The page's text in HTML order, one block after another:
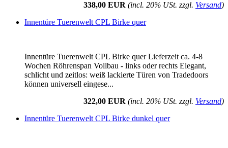
338,00 EUR (incl. 20% USt. zzgl. Versand)
Innentüre Tuerenwelt CPL Birke quer
Innentüre Tuerenwelt CPL Birke quer Lieferzeit ca. 4-8
Wochen Röhrenspan Vollbau - links oder rechts Elegant,
schlicht und zeitlos: weiß lackierte Türen von Tradedoors
können universell eingese...
322,00 EUR (incl. 20% USt. zzgl. Versand)
Innentüre Tuerenwelt CPL Birke dunkel quer